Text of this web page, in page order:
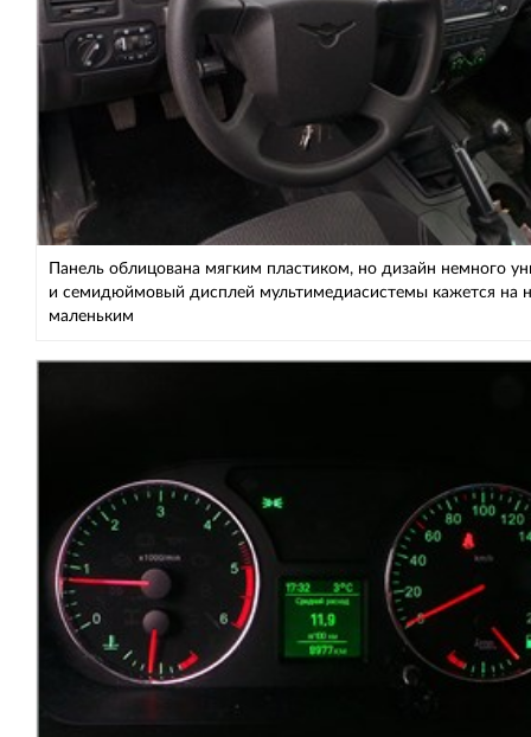
Панель облицована мягким пластиком, но дизайн немного
и семидюймовый дисплей мультимедиасистемы кажется на
маленьким